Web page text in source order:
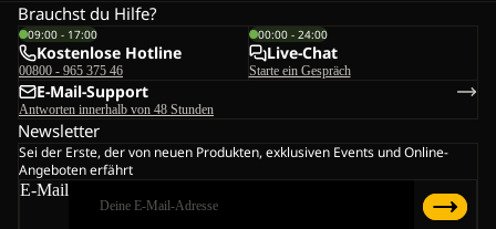
Brauchst du Hilfe?
09:00 - 17:00
Kostenlose Hotline
00800 - 965 375 46
00:00 - 24:00
Live-Chat
Starte ein Gespräch
E-Mail-Support
Antworten innerhalb von 48 Stunden
Newsletter
Sei der Erste, der von neuen Produkten, exklusiven Events und Online-
Angeboten erfährt
E-Mail